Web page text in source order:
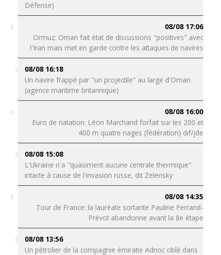
Défense)
08/08 17:06
Ormuz: Oman fait état de discussions "positives" avec
l'Iran mais met en garde contre les attaques de navires
08/08 16:18
Un navire frappé par "un projectile" au large d'Oman
(agence maritime britannique)
08/08 16:00
Euro de natation: Léon Marchand forfait sur les 200 et
400 m quatre nages (fédération) dif/jde
08/08 15:08
L'Ukraine n'a "quasiment aucune centrale thermique"
intacte à cause de l'invasion russe, dit Zelensky
08/08 14:35
Tour de France: la lauréate sortante Pauline Ferrand-
Prévot abandonne avant la 8e étape
08/08 13:56
Un pétrolier de la compagnie émiratie Adnoc ciblé dans